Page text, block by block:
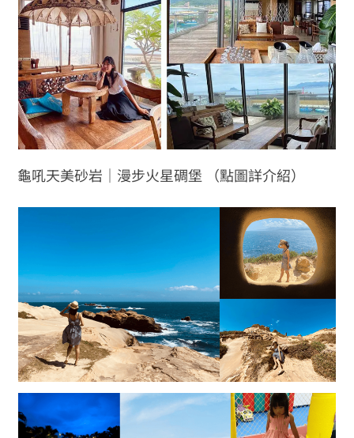
龜吼天美砂岩｜漫步火星碉堡 （點圖詳介紹）